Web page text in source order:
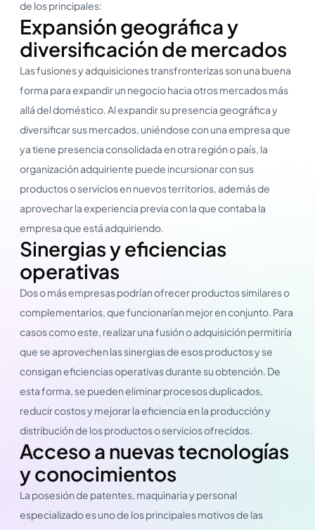
de los principales:
Expansión geográfica y
diversificación de mercados
Las fusiones y adquisiciones transfronterizas son una buena
forma para expandir un negocio hacia otros mercados más
allá del doméstico. Al expandir su presencia geográfica y
diversificar sus mercados, uniéndose con una empresa que
ya tiene presencia consolidada en otra región o país, la
organización adquiriente puede incursionar con sus
productos o servicios en nuevos territorios, además de
aprovechar la experiencia previa con la que contaba la
empresa que está adquiriendo.
Sinergias y eficiencias
operativas
Dos o más empresas podrían ofrecer productos similares o
complementarios, que funcionarían mejor en conjunto. Para
casos como este, realizar una fusión o adquisición permitiría
que se aprovechen las sinergias de esos productos y se
consigan eficiencias operativas durante su obtención. De
esta forma, se pueden eliminar procesos duplicados,
reducir costos y mejorar la eficiencia en la producción y
distribución de los productos o servicios ofrecidos.
Acceso a nuevas tecnologías
y conocimientos
La posesión de patentes, maquinaria y personal
especializado es uno de los principales motivos de las